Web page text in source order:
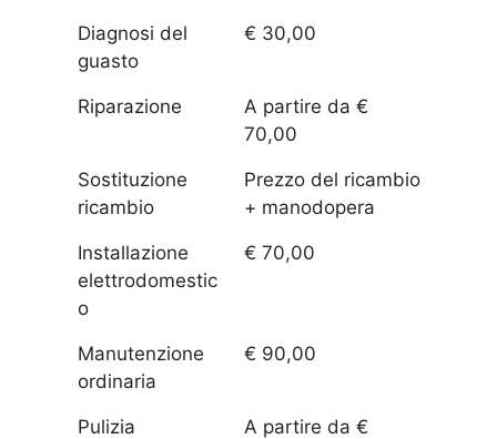
Diagnosi del
guasto
€ 30,00
Riparazione
A partire da €
70,00
Sostituzione
ricambio
Prezzo del ricambio
+ manodopera
Installazione
elettrodomestic
o
€ 70,00
Manutenzione
ordinaria
€ 90,00
Pulizia
A partire da €